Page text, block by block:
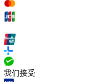
我们接受